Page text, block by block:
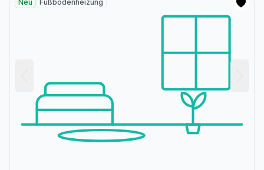
Neu Fußbodenheizung